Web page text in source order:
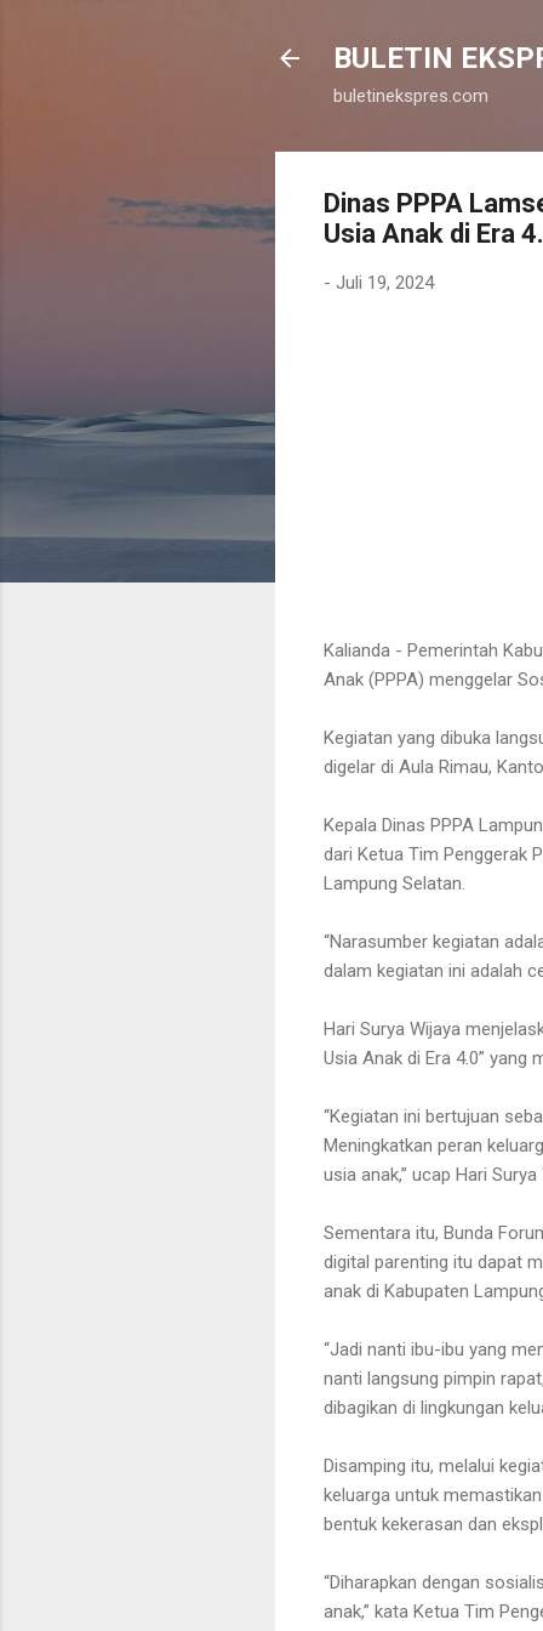
BULETIN
buletinekspres.com
Dinas PPPA
Usia Anak di Era
- Juli 19, 2024
Kalianda - Pemerintah
Anak (PPPA) menggelar
Kegiatan yang dibuka
digelar di Aula Rimau,
Kepala Dinas PPPA
dari Ketua Tim Penggerak
Lampung Selatan.
“Narasumber kegiatan
dalam kegiatan ini adalah
Hari Surya Wijaya
Usia Anak di Era 4.0” yang
“Kegiatan ini bertujuan
Meningkatkan peran
usia anak,” ucap Hari Surya
Sementara itu, Bunda
digital parenting itu dapat
anak di Kabupaten
“Jadi nanti ibu-ibu yang
nanti langsung pimpin
dibagikan di lingkungan
Disamping itu, melalui
keluarga untuk
bentuk kekerasan dan
“Diharapkan dengan
anak,” kata Ketua Tim